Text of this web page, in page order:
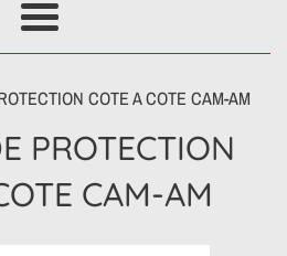
Menu
COTE A COTE CAM-AM
PROTECTION
CAM-AM